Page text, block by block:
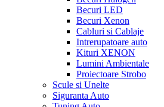
Becuri LED
Becuri Xenon
Cabluri si Cablaje
Intrerupatoare auto
Kituri XENON
Lumini Ambientale
Proiectoare Strobo
Scule si Unelte
Siguranta Auto